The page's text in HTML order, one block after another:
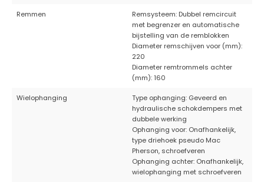
Remmen
Remsysteem: Dubbel remcircuit
met begrenzer en automatische
bijstelling van de remblokken
Diameter remschijven voor (mm):
220
Diameter remtrommels achter
(mm): 160
Wielophanging
Type ophanging: Geveerd en
hydraulische schokdempers met
dubbele werking
Ophanging voor: Onafhankelijk,
type driehoek pseudo Mac
Pherson, schroefveren
Ophanging achter: Onafhankelijk,
wielophanging met schroefveren